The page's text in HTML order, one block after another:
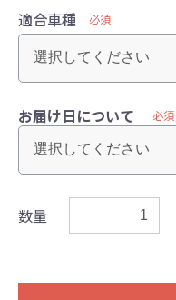
適合車種 必須
お届け日について 必須
数量